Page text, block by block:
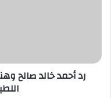
ليلى
رد أحمد خالد صالح